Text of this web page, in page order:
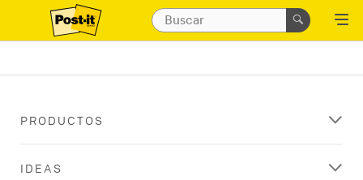
PRODUCTOS
IDEAS